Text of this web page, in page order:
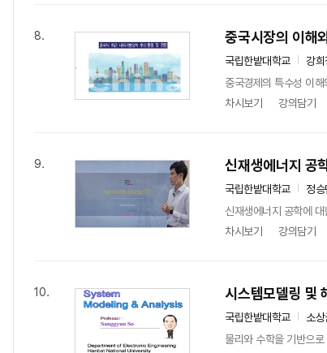
8. 중국시장의 이해
국립한밭대학교 강희
중국경제의 특수성 이
차시보기
강의담기
9. 신재생에너지 공
국립한밭대학교 정승
신재생에너지 공학에
차시보기
강의담기
10. 시스템모델링 및
국립한밭대학교 소상
물리와 수학을 기반으